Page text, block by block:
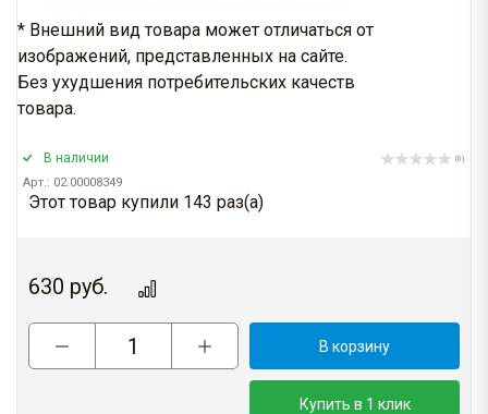
* Внешний вид товара может отличаться от
изображений, представленных на сайте.
Без ухудшения потребительских качеств
товара.
В наличии
Арт.: 02.00008349
(0)
Этот товар купили 143 раз(a)
630 руб.
В корзину
Купить в 1 клик